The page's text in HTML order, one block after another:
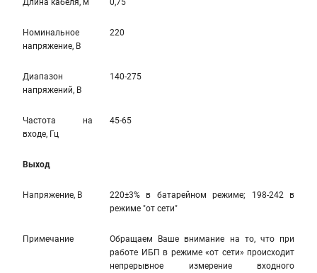
Длина кабеля, м 0,75
Номинальное
напряжение, В
220
Диапазон
напряжений, В
140-275
Частота на
входе, Гц
45-65
Выход
Напряжение, В
220±3% в батарейном режиме; 198-242 в
режиме "от сети"
Примечание
Обращаем Ваше внимание на то, что при
работе ИБП в режиме «от сети» происходит
непрерывное измерение входного